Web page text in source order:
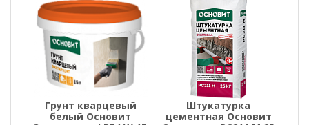
Грунт кварцевый
белый Основит
Штукатурка
цементная Основит